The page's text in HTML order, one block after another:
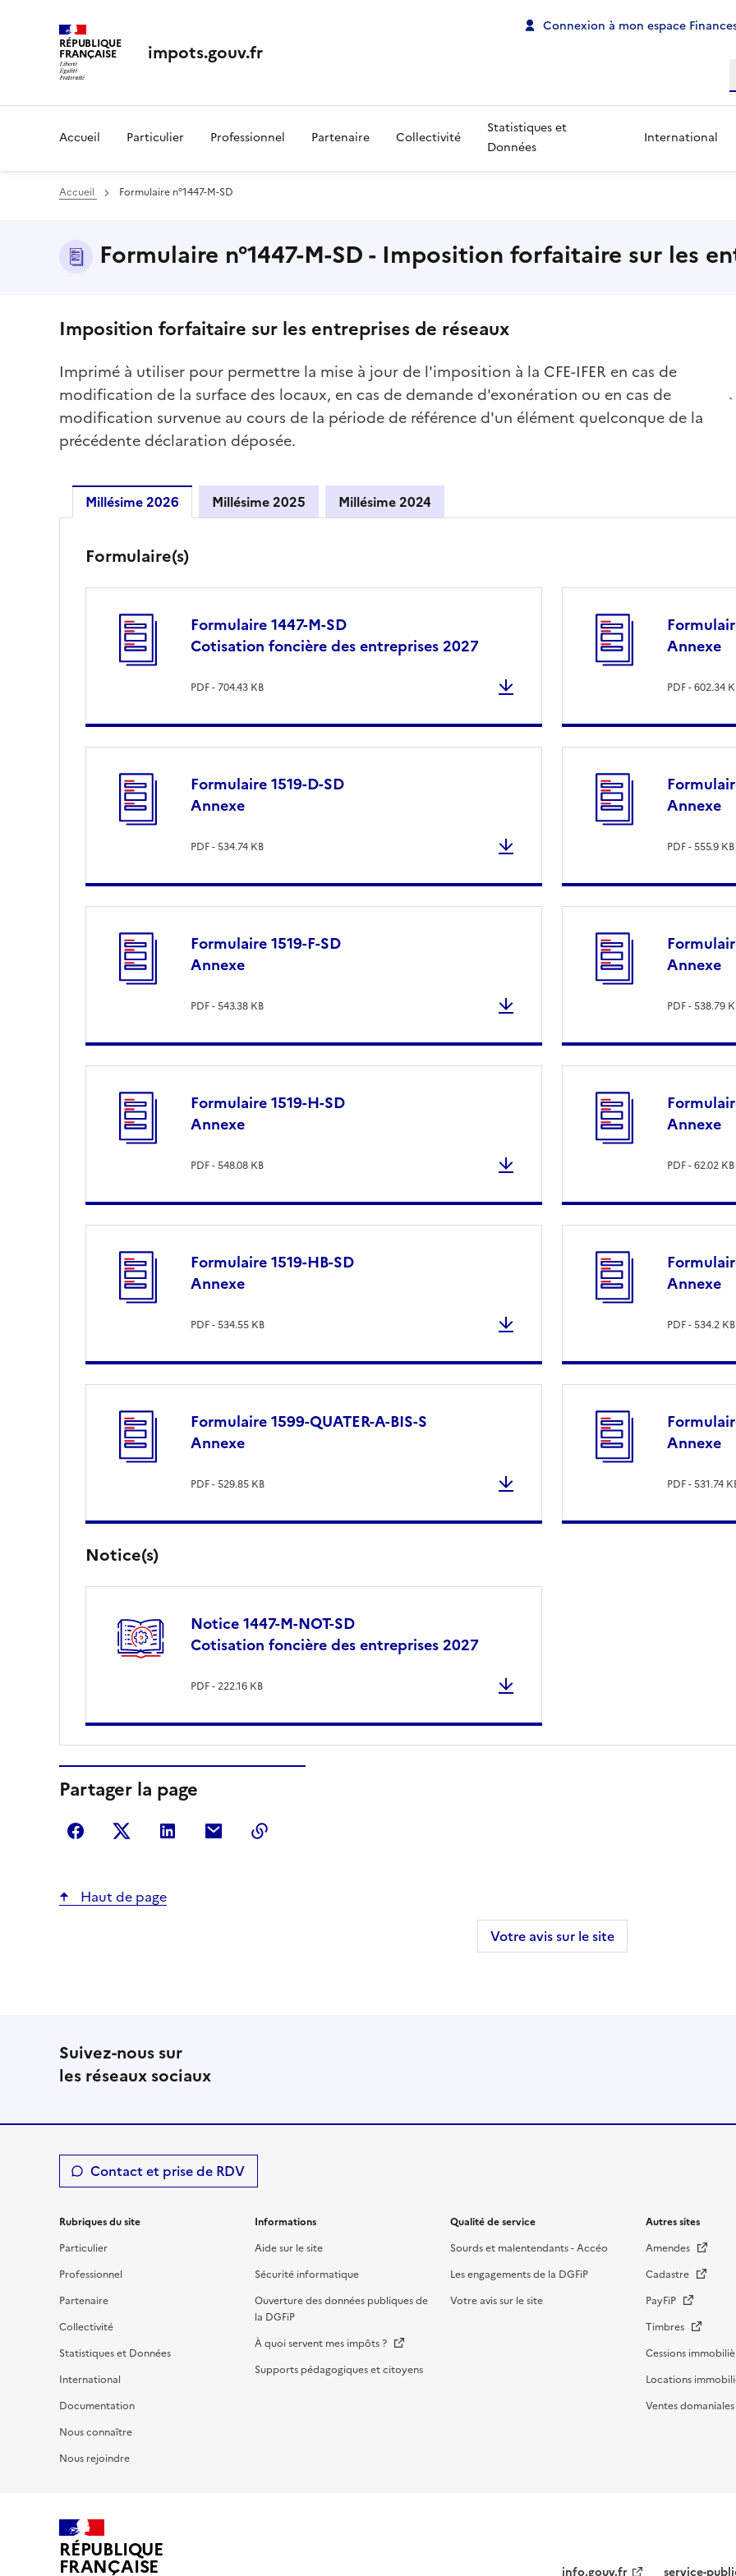
RÉPUBLIQUE
FRANÇAISE impots.gouv.fr
Connexion à mon espace
Accueil Particulier Professionnel Partenaire Collectivité
Statistiques et
Données
International
Accueil Formulaire n°1447-M-SD
Formulaire n°1447-M-SD - Imposition forfaitaire sur les
Imposition forfaitaire sur les entreprises de réseaux
Imprimé à utiliser pour permettre la mise à jour de l'imposition à la CFE-IFER en cas de
modification de la surface des locaux, en cas de demande d'exonération ou en cas de
modification survenue au cours de la période de référence d'un élément quelconque de la
précédente déclaration déposée.
Millésime 2026 Millésime 2025 Millésime 2024
Millésime 2026
Formulaire(s)
Formulaire 1447-M-SD
Cotisation foncière des entreprises 2027
PDF - 704.43 KB
Annexe
PDF - 602.34
Formulaire 1519-D-SD
Annexe
PDF - 534.74 KB
Annexe
PDF - 555.9 KB
Formulaire 1519-F-SD
Annexe
PDF - 543.38 KB
Annexe
PDF - 538.79
Formulaire 1519-H-SD
Annexe
PDF - 548.08 KB
Annexe
PDF - 62.02 KB
Formulaire 1519-HB-SD
Annexe
PDF - 534.55 KB
Annexe
PDF - 534.2 KB
Formulaire 1599-QUATER-A-BIS-S
Annexe
PDF - 529.85 KB
Annexe
PDF - 531.74
Notice(s)
Notice 1447-M-NOT-SD
Cotisation foncière des entreprises 2027
PDF - 222.16 KB
Partager la page
Partager sur Facebook
Partager sur Twitter
Partager sur LinkedIn
Partager par courriel
Haut de page
Votre avis sur le site
Suivez-nous sur
les réseaux sociaux
Contact et prise de RDV
Rubriques du site
Particulier
Professionnel
Partenaire
Collectivité
Statistiques et Données
International
Documentation
Nous connaître
Nous rejoindre
Informations
Aide sur le site
Sécurité informatique
Ouverture des données publiques de
la DGFiP
À quoi servent mes impôts ?
Supports pédagogiques et citoyens
Qualité de service
Sourds et malentendants - Accéo
Les engagements de la DGFiP
Votre avis sur le site
Autres sites
Amendes
Cadastre
PayFiP
Timbres
Cessions
Locations
Ventes domaniales
RÉPUBLIQUE
FRANÇAISE info.gouv.fr service-